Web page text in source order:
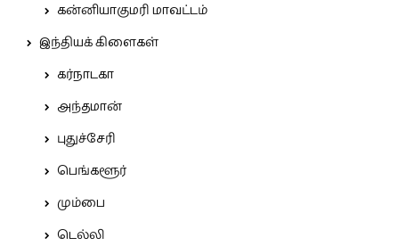
கன்னியாகுமரி மாவட்டம்
இந்தியக் கிளைகள்
கர்நாடகா
அந்தமான்
புதுச்சேரி
பெங்களூர்
மும்பை
டெல்லி